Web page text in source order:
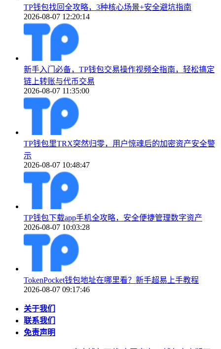
TP钱包找回全攻略，3种核心场景+安全避坑指南
2026-08-07 12:20:14
新手入门必备，TP钱包交易操作视频全指南，轻松搞定
链上转账与代币交易
2026-08-07 11:35:00
TP钱包里TRX突然归零，用户惊魂后的加密资产安全警
示
2026-08-07 10:48:47
TP钱包下载app手机全攻略，安全便捷管理数字资产
2026-08-07 10:03:28
TokenPocket钱包地址在哪里看？新手超易上手教程
2026-08-07 09:17:46
关于我们
联系我们
免责声明